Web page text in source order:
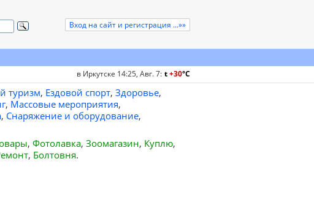
Вход на сайт и регистрация ...»»
в Иркутске 14:25, Авг. 7: t+30°C
туризм, Ездовой спорт, Здоровье,
, Массовые мероприятия,
, Снаряжение и оборудование,
, Фотолавка, Зоомагазин, Куплю,
, Болтовня.